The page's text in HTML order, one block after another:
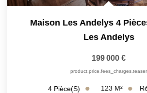
Maison Les Andelys 4
Les Andelys
199 000 €
product.price.fees_charges.teaser
4 Pièce(s) 123 M²